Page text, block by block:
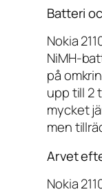
Batteri
Nokia
NiMH-
på
upp till 2
mycket
men
Arvet
Nokia